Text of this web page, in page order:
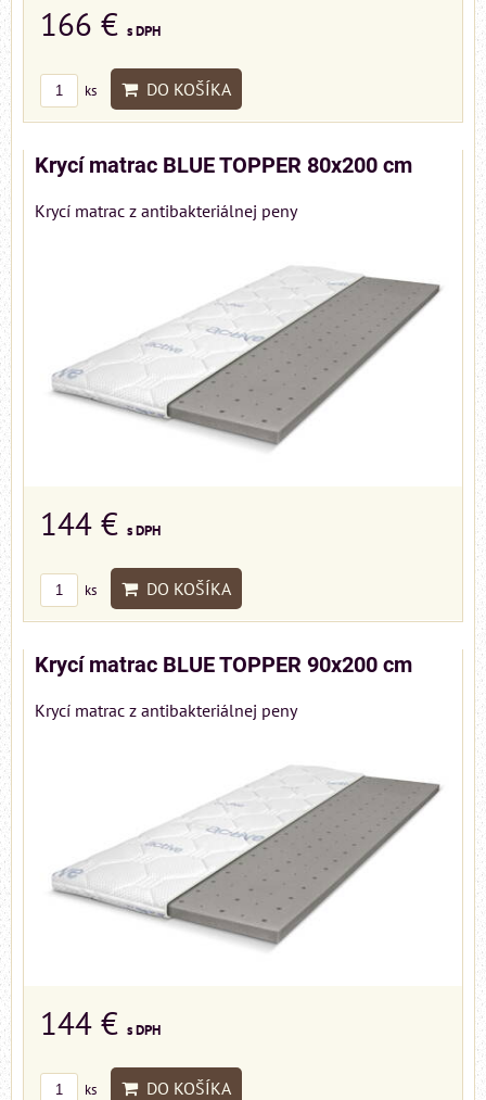
166 € s DPH
ks DO KOŠÍKA
Krycí matrac BLUE TOPPER 80x200 cm
Krycí matrac z antibakteriálnej peny
144 € s DPH
ks DO KOŠÍKA
Krycí matrac BLUE TOPPER 90x200 cm
Krycí matrac z antibakteriálnej peny
144 € s DPH
ks DO KOŠÍKA